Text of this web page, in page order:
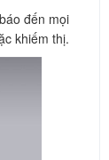
đến mọi
khiếm thị.